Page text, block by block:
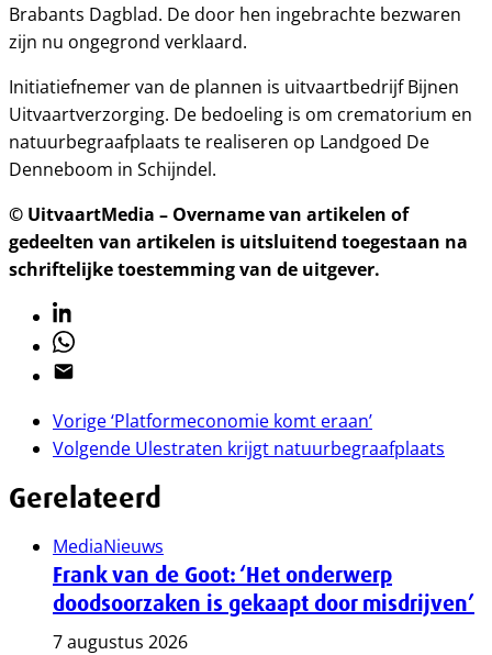
Brabants Dagblad. De door hen ingebrachte bezwaren
zijn nu ongegrond verklaard.
Initiatiefnemer van de plannen is uitvaartbedrijf Bijnen
Uitvaartverzorging. De bedoeling is om crematorium en
natuurbegraafplaats te realiseren op Landgoed De
Denneboom in Schijndel.
© UitvaartMedia – Overname van artikelen of
gedeelten van artikelen is uitsluitend toegestaan na
schriftelijke toestemming van de uitgever.
Linkedin
Whatsapp
Email
Vorige‘Platformeconomie komt eraan’
Volgende Ulestraten krijgt natuurbegraafplaats
Gerelateerd
MediaNieuws
Frank van de Goot: ‘Het onderwerp
doodsoorzaken is gekaapt door misdrijven’
7 augustus 2026